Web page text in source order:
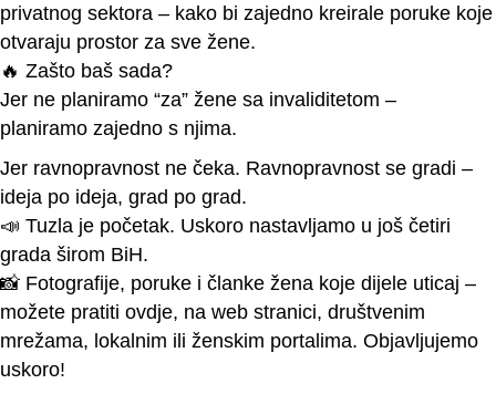
privatnog sektora – kako bi zajedno kreirale poruke koje
otvaraju prostor za sve žene.
🔥 Zašto baš sada?
Jer ne planiramo “za” žene sa invaliditetom –
planiramo zajedno s njima.
Jer ravnopravnost ne čeka. Ravnopravnost se gradi –
ideja po ideja, grad po grad.
📣 Tuzla je početak. Uskoro nastavljamo u još četiri
grada širom BiH.
📸 Fotografije, poruke i članke žena koje dijele uticaj –
možete pratiti ovdje, na web stranici, društvenim
mrežama, lokalnim ili ženskim portalima. Objavljujemo
uskoro!